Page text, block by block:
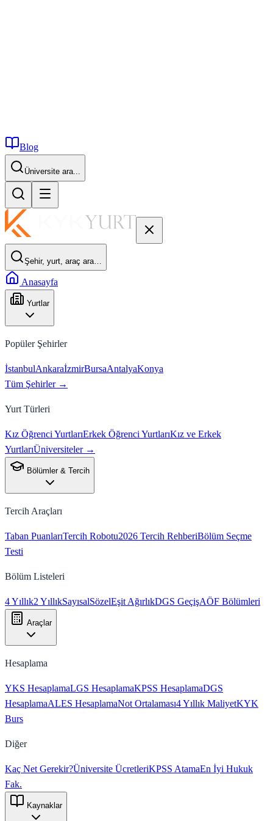
Blog
İstanbul...
Şehir, yurt, araç ara…
Anasayfa
Yurtlar
Popüler Şehirler
İstanbulAnkaraİzmirBursaAntalyaKonya
Tüm Şehirler →
Yurt Türleri
Kız Öğrenci YurtlarıErkek Öğrenci YurtlarıKız ve Erkek
YurtlarıÜniversiteler →
Bölümler & Tercih
Tercih Araçları
Taban PuanlarıTercih Robotu2026 Tercih RehberiBölüm Seçme
Testi
Bölüm Listeleri
4 Yıllık2 YıllıkSayısalSözelEşit AğırlıkDGS GeçişAÖF Bölümleri
Araçlar
Hesaplama
YKS HesaplamaLGS HesaplamaKPSS HesaplamaDGS
HesaplamaALES HesaplamaNot Ortalaması4 Yıllık MaliyetKYK
Burs
Diğer
Kaç Net Gerekir?Üniversite ÜcretleriKPSS AtamaEn İyi Hukuk
Fak.
Kaynaklar